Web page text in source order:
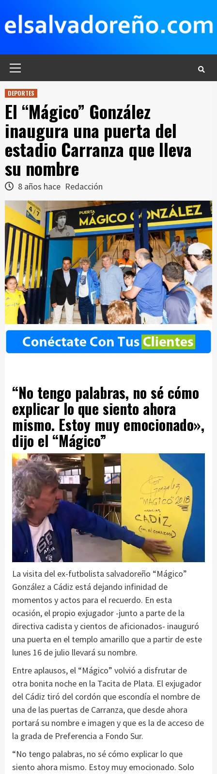
contenido
DEPORTES
El “Mágico” González
inaugura una puerta del
estadio Carranza que lleva
su nombre
8 años hace Redacción
“No tengo palabras, no sé cómo
explicar lo que siento ahora
mismo. Estoy muy emocionado»,
dijo el “Mágico”
La visita del ex-futbolista salvadoreño “Mágico”
González a Cádiz está dejando infinidad de
momentos y actos para el recuerdo. En esta
ocasión, el propio exjugador -junto a parte de la
directiva cadista y cientos de aficionados- inauguró
una puerta en el templo amarillo que a partir de este
lunes 16 de julio llevará su nombre.
Entre aplausos, el “Mágico” volvió a disfrutar de
otra bonita noche en la Tacita de Plata. El exjugador
del Cádiz tiró del cordón que escondía el nombre de
una de las puertas de Carranza, que desde ahora
portará su nombre e imagen y que es la de acceso de
la grada de Preferencia a Fondo Sur.
“No tengo palabras, no sé cómo explicar lo que
siento ahora mismo. Estoy muy emocionado. Solo